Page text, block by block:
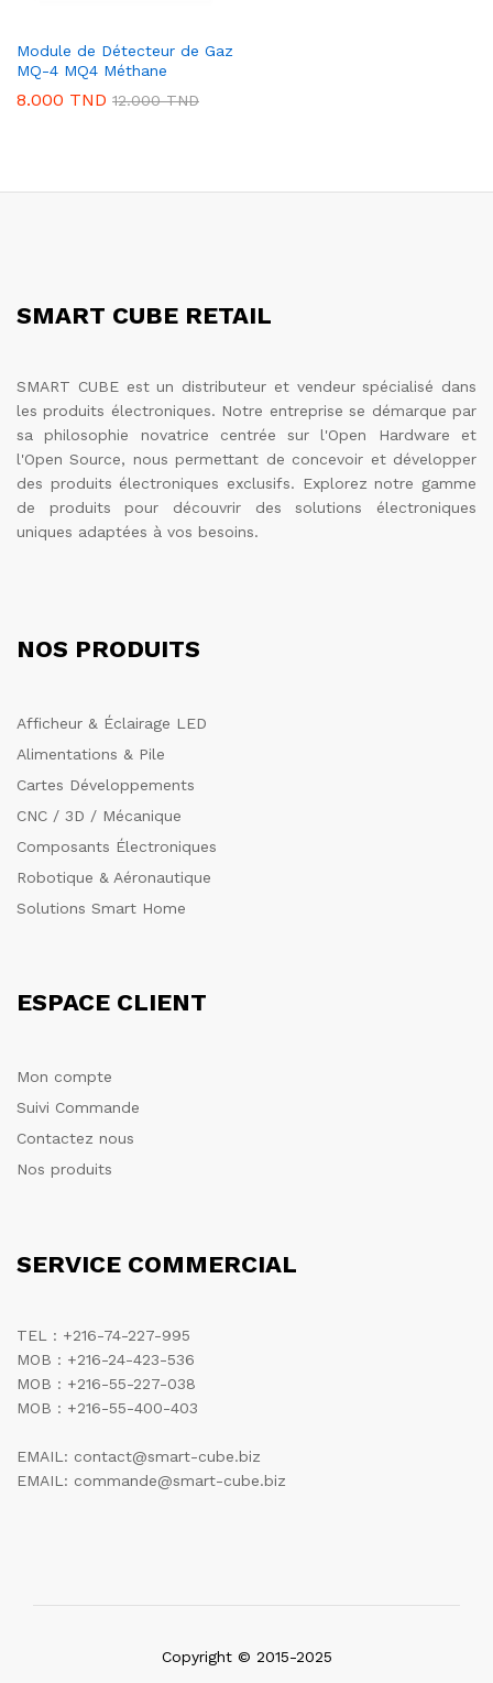
Module de Détecteur de Gaz
MQ-4 MQ4 Méthane
8.000 TND 12.000TND
SMART CUBE RETAIL
SMART CUBE est un distributeur et vendeur spécialisé dans
les produits électroniques. Notre entreprise se démarque par
sa philosophie novatrice centrée sur l'Open Hardware et
l'Open Source, nous permettant de concevoir et développer
des produits électroniques exclusifs. Explorez notre gamme
de produits pour découvrir des solutions électroniques
uniques adaptées à vos besoins.
NOS PRODUITS
Afficheur & Éclairage LED
Alimentations & Pile
Cartes Développements
CNC / 3D / Mécanique
Composants Électroniques
Robotique & Aéronautique
Solutions Smart Home
ESPACE CLIENT
Mon compte
Suivi Commande
Contactez nous
Nos produits
SERVICE COMMERCIAL
TEL : +216-74-227-995
MOB : +216-24-423-536
MOB : +216-55-227-038
MOB : +216-55-400-403
EMAIL: contact@smart-cube.biz
EMAIL: commande@smart-cube.biz
Copyright © 2015-2025